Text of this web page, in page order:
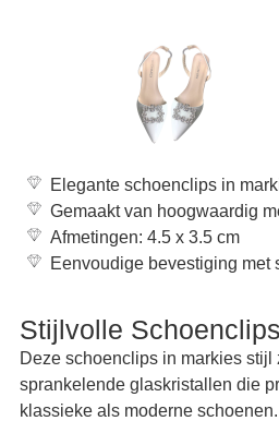
Elegante schoenclips in
Gemaakt van hoogwaardig
Afmetingen: 4.5 x 3.5 cm
Eenvoudige bevestiging met
Stijlvolle
Deze schoenclips in markies
sprankelende glaskristallen die
klassieke als moderne schoenen.